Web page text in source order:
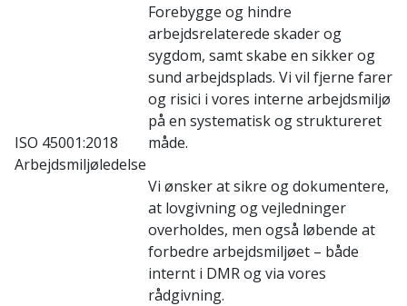
ISO 45001:2018
Arbejdsmiljøledelse
Forebygge og hindre
arbejdsrelaterede skader og
sygdom, samt skabe en sikker og
sund arbejdsplads. Vi vil fjerne farer
og risici i vores interne arbejdsmiljø
på en systematisk og struktureret
måde.
Vi ønsker at sikre og dokumentere,
at lovgivning og vejledninger
overholdes, men også løbende at
forbedre arbejdsmiljøet – både
internt i DMR og via vores
rådgivning.